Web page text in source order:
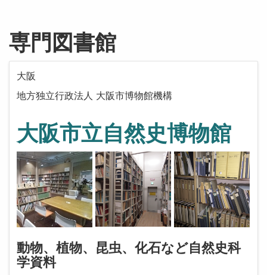
専門図書館
大阪
地方独立行政法人 大阪市博物館機構
大阪市立自然史博物館
動物、植物、昆虫、化石など自然史科
学資料